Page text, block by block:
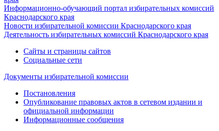
Информационно-обучающий портал избирательных комиссий
Краснодарского края
Новости избирательной комиссии Краснодарского края
Деятельность избирательных комиссий Краснодарского края
Сайты и страницы сайтов
Социальные сети
Документы избирательной комиссии
Постановления
Опубликование правовых актов в сетевом издании и
официальной информации
Информационные сообщения